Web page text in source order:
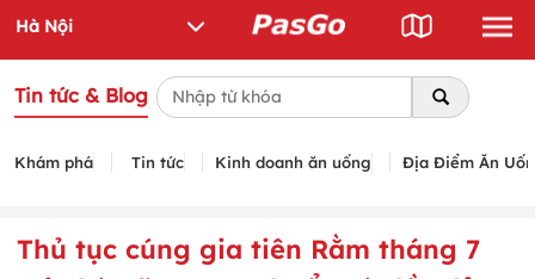
Tin tức & Blog
Khám phá Tin tức Kinh doanh ăn uống Địa Điểm Ăn
Thủ tục cúng gia tiên Rằm tháng 7